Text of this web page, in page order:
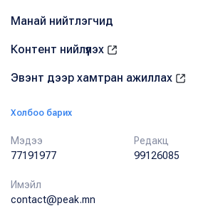
Манай нийтлэгчид
Контент нийлүүлэх
Эвэнт дээр хамтран ажиллах
Холбоо барих
Мэдээ
77191977
Редакц
99126085
Имэйл
contact@peak.mn